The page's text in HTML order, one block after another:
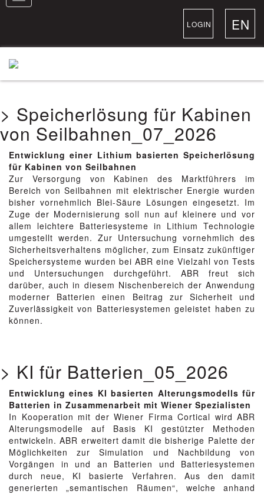
EN
LOGIN
navigation
> Speicherlösung für Kabinen
von Seilbahnen_07_2026
Entwicklung einer Lithium basierten Speicherlösung
für Kabinen von Seilbahnen
Zur Versorgung von Kabinen des Marktführers im
Bereich von Seilbahnen mit elektrischer Energie wurden
bisher vornehmlich Blei-Säure Lösungen eingesetzt. Im
Zuge der Modernisierung soll nun auf kleinere und vor
allem leichtere Batteriesysteme in Lithium Technologie
umgestellt werden. Zur Untersuchung vornehmlich des
Sicherheitsverhaltens möglicher, zum Einsatz zukünftiger
Speichersysteme wurden bei ABR eine Vielzahl von Tests
und Untersuchungen durchgeführt. ABR freut sich
darüber, auch in diesem Nischenbereich der Anwendung
moderner Batterien einen Beitrag zur Sicherheit und
Zuverlässigkeit von Batteriesystemen geleistet haben zu
können.
> KI für Batterien_05_2026
Entwicklung eines KI basierten Alterungsmodells für
Batterien in Zusammenarbeit mit Wiener Spezialisten
In Kooperation mit der Wiener Firma Cortical wird ABR
Alterungsmodelle auf Basis KI gestützter Methoden
entwickeln. ABR erweitert damit die bisherige Palette der
Möglichkeiten zur Simulation und Nachbildung von
Vorgängen in und an Batterien und Batteriesystemen
durch neue, KI basierte Verfahren. Aus den damit
generierten „semantischen Räumen“, welche anhand